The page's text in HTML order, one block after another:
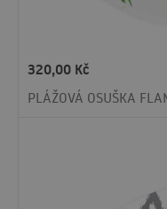
320,00 Kč
PLÁŽOVÁ OSUŠKA